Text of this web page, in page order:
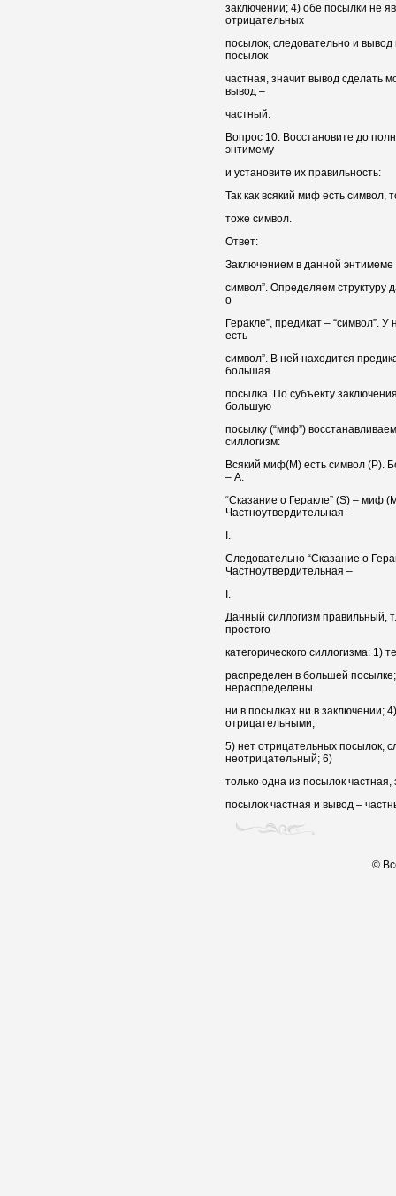
заключении; 4) обе посылки не
отрицательных
посылок, следовательно и
посылок
частная, значит вывод сделать
вывод –
частный.
Вопрос 10. Восстановите до
энтимему
и установите их правильность:
Так как всякий миф есть символ,
тоже символ.
Ответ:
Заключением в данной энтимеме
символ”. Определяем структуру
о
Геракле”, предикат – “символ”. У
есть
символ”. В ней находится
большая
посылка. По субъекту
большую
посылку (“миф”)
силлогизм:
Всякий миф(М) есть символ (Р).
– А.
“Сказание о Геракле” (S) – миф
Частноутвердительная –
I.
Следовательно “Сказание о
Частноутвердительная –
I.
Данный силлогизм правильный,
простого
категорического силлогизма: 1)
распределен в большей
нераспределены
ни в посылках ни в заключении;
отрицательными;
5) нет отрицательных посылок,
неотрицательный; 6)
только одна из посылок
посылок частная и вывод –
©